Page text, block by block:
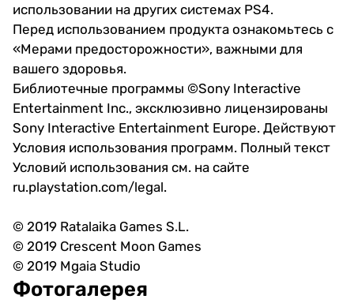
использовании на других системах PS4.
Перед использованием продукта ознакомьтесь с
«Мерами предосторожности», важными для
вашего здоровья.
Библиотечные программы ©Sony Interactive
Entertainment Inc., эксклюзивно лицензированы
Sony Interactive Entertainment Europe. Действуют
Условия использования программ. Полный текст
Условий использования см. на сайте
ru.playstation.com/legal.
© 2019 Ratalaika Games S.L.
© 2019 Crescent Moon Games
© 2019 Mgaia Studio
Фотогалерея